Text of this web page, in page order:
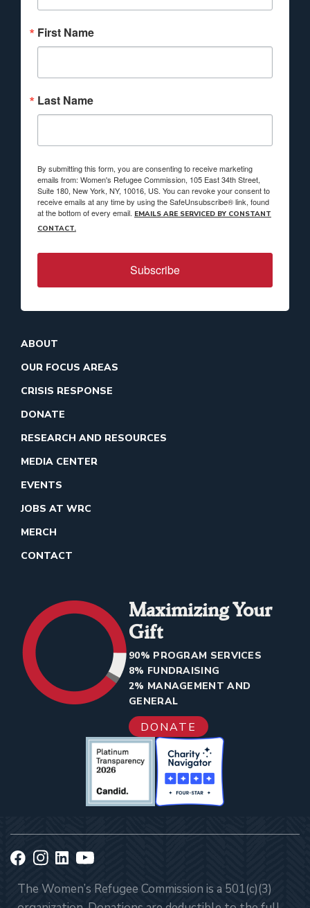
First Name
Last Name
By submitting this form, you are consenting to receive marketing
emails from: Women's Refugee Commission, 105 East 34th Street,
Suite 180, New York, NY, 10016, US. You can revoke your consent to
receive emails at any time by using the SafeUnsubscribe® link, found
at the bottom of every email. EMAILS ARE SERVICED BY CONSTANT
CONTACT.
Subscribe
ABOUT
OUR FOCUS AREAS
CRISIS RESPONSE
DONATE
RESEARCH AND RESOURCES
MEDIA CENTER
EVENTS
JOBS AT WRC
MERCH
CONTACT
Maximizing Your
Gift
90% PROGRAM SERVICES
8% FUNDRAISING
2% MANAGEMENT AND
GENERAL
DONATE
The Women’s Refugee Commission is a 501(c)(3)